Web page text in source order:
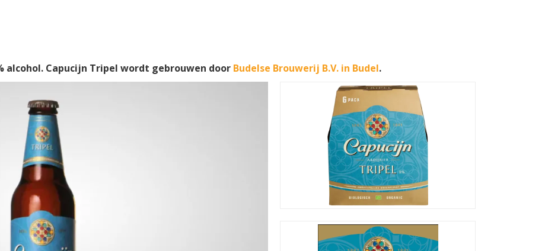
alcohol. Capucijn Tripel wordt gebrouwen door Budelse Brouwerij B.V. in Budel.